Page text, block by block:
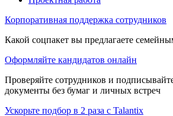
Корпоративная поддержка сотрудников
Какой соцпакет вы предлагаете
Оформляйте кандидатов онлайн
Проверяйте сотрудников и
документы без бумаг и личных встреч
Ускорьте подбор в 2 раза с Talantix